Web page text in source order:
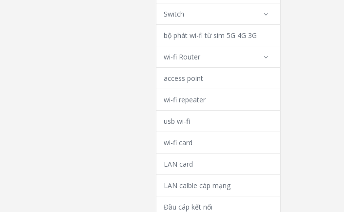
Switch
bộ phát wi-fi từ sim 5G 4G 3G
wi-fi Router
access point
wi-fi repeater
usb wi-fi
wi-fi card
LAN card
LAN calble cáp mạng
Đầu cáp kết nối